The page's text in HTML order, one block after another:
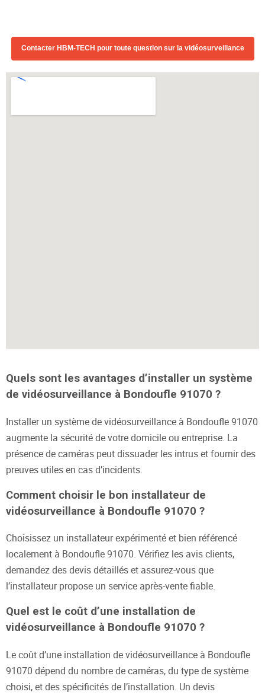
Contacter HBM-TECH pour toute question sur la vidéosurveillance
Quels sont les avantages d’installer un système
de vidéosurveillance à Bondoufle 91070 ?
Installer un système de vidéosurveillance à Bondoufle 91070
augmente la sécurité de votre domicile ou entreprise. La
présence de caméras peut dissuader les intrus et fournir des
preuves utiles en cas d’incidents.
Comment choisir le bon installateur de
vidéosurveillance à Bondoufle 91070 ?
Choisissez un installateur expérimenté et bien référencé
localement à Bondoufle 91070. Vérifiez les avis clients,
demandez des devis détaillés et assurez-vous que
l’installateur propose un service après-vente fiable.
Quel est le coût d’une installation de
vidéosurveillance à Bondoufle 91070 ?
Le coût d’une installation de vidéosurveillance à Bondoufle
91070 dépend du nombre de caméras, du type de système
choisi, et des spécificités de l’installation. Un devis